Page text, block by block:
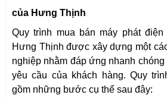
của Hưng Thịnh
Quy trình mua bán máy phát
Hưng Thịnh được xây dựng một
nghiệp nhằm đáp ứng nhanh
yêu cầu của khách hàng. Quy
gồm những bước cụ thể sau đây: